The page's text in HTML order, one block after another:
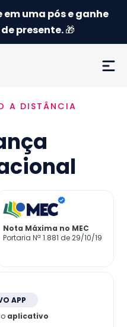
uma pós e ganhe
presente.🎁
A DISTÂNCIA
Nota Máxima no MEC
Portaria Nª 1.881 de 29/10/19
APP
aplicativo